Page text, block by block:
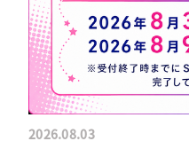
2026.08.03